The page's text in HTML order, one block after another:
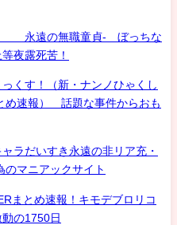
永遠の無職童貞- ぼっちな
夜露死苦！
くす！（新・ナンノひゃくし
め速報） 話題な事件からおも
ラだいすき永遠の非リア充・
のマニアックサイト
まとめ速報！キモデブロリコ
の1750日